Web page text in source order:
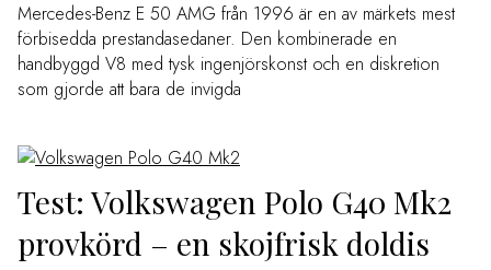
Mercedes-Benz E 50 AMG från 1996 är en av märkets mest
förbisedda prestandasedaner. Den kombinerade en
handbyggd V8 med tysk ingenjörskonst och en diskretion
som gjorde att bara de invigda
Test: Volkswagen Polo G40 Mk2
provkörd – en skojfrisk doldis